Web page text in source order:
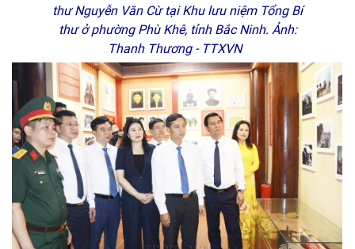
thư Nguyễn Văn Cừ tại Khu lưu niệm Tổng Bí
thư ở phường Phù Khê, tỉnh Bắc Ninh. Ảnh:
Thanh Thương - TTXVN